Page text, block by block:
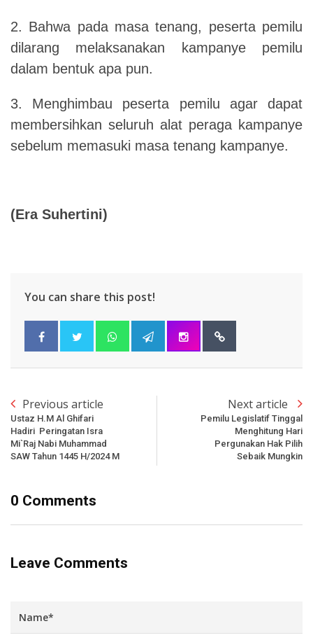
2. Bahwa pada masa tenang, peserta pemilu
dilarang melaksanakan kampanye pemilu
dalam bentuk apa pun.
3. Menghimbau peserta pemilu agar dapat
membersihkan seluruh alat peraga kampanye
sebelum memasuki masa tenang kampanye.
(Era Suhertini)
You can share this post!
Previous article
Ustaz H.M Al Ghifari
Hadiri Peringatan Isra
Mi`raj Nabi Muhammad
SAW Tahun 1445 H/2024 M
Next article
Pemilu Legislatif Tinggal
Menghitung Hari
Pergunakan Hak Pilih
Sebaik Mungkin
0 Comments
Leave Comments